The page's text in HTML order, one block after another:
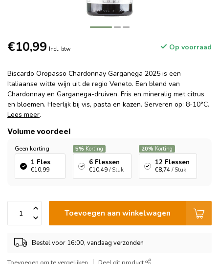
€10,99 Incl. btw Op voorraad
Biscardo Oropasso Chardonnay Garganega 2025 is een
Italiaanse witte wijn uit de regio Veneto. Een blend van
Chardonnay en Garganega-druiven. Fris en mineralig met citrus
en bloemen. Heerlijk bij vis, pasta en kazen. Serveren op: 8-10°C.
Lees meer.
Volume voordeel
Geen korting
1 Fles
€10,99
5% Korting
6 Flessen
€10,49 / Stuk
20% Korting
12 Flessen
€8,74 / Stuk
Toevoegen aan winkelwagen
Bestel voor 16:00, vandaag verzonden
Toevoegen om te vergelijken Deel dit product